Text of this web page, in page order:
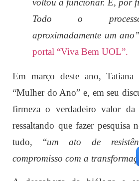
Todo o
aproximadamente um ano”
portal “Viva Bem UOL”.
Em março deste ano, Tatiana
“Mulher do Ano” e, em seu
firmeza o verdadeiro valor
ressaltando que fazer pesquisa
tudo, “um ato de
compromisso com a